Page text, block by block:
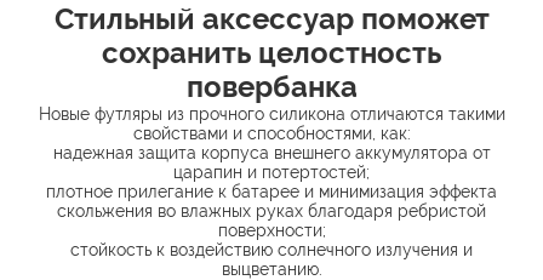
Стильный аксессуар поможет
сохранить целостность
повербанка
Новые футляры из прочного силикона отличаются такими
свойствами и способностями, как:
надежная защита корпуса внешнего аккумулятора от
царапин и потертостей;
плотное прилегание к батарее и минимизация эффекта
скольжения во влажных руках благодаря ребристой
поверхности;
стойкость к воздействию солнечного излучения и
выцветанию.